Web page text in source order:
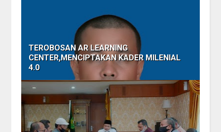
TEROBOSAN AR LEARNING
CENTER,MENCIPTAKAN KADER MILENIAL
4.0